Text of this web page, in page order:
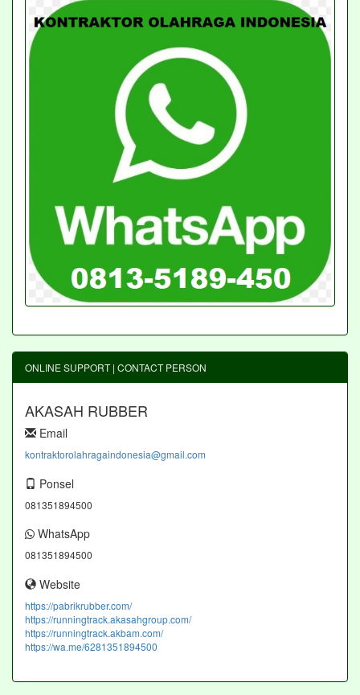
ONLINE SUPPORT | CONTACT PERSON
AKASAH RUBBER
Email
kontraktorolahragaindonesia@gmail.com
Ponsel
081351894500
WhatsApp
081351894500
Website
https://pabrikrubber.com/
https://runningtrack.akasahgroup.com/
https://runningtrack.akbam.com/
https://wa.me/6281351894500